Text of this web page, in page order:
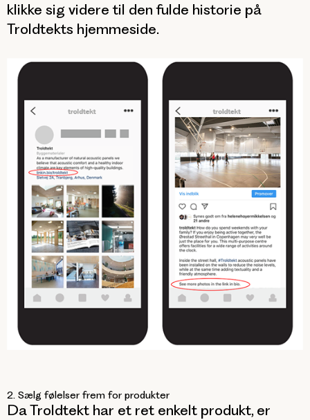
klikke sig videre til den fulde historie på
Troldtekts hjemmeside.
2. Sælg følelser frem for produkter
Da Troldtekt har et ret enkelt produkt, er